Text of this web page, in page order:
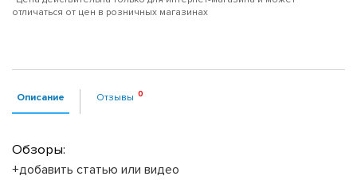
отличаться от цен в розничных магазинах
Описание Отзывы
Обзоры:
+добавить статью или видео